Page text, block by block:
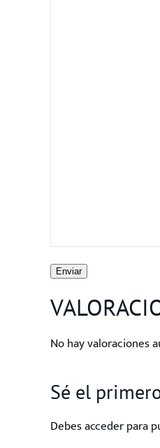
Enviar
No hay valoraciones
Sé el
Debesaccederpara